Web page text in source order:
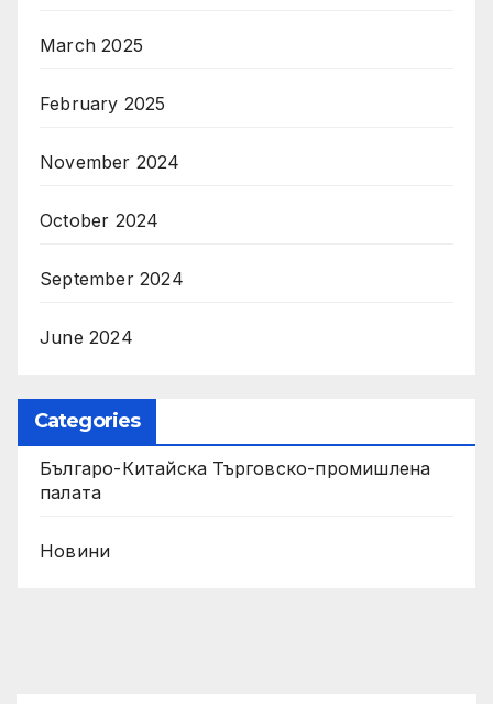
March 2025
February 2025
November 2024
October 2024
September 2024
June 2024
Categories
Българо-Китайска Търговско-промишлена
палaта
Новини